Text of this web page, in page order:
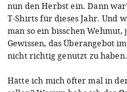
nun den Herbst ein. Dann
T-Shirts für dieses Jahr. Und
man so ein bisschen Wehmut,
Gewissen, das Überangebot
nicht richtig genutzt zu haben.
Hätte ich mich öfter mal in